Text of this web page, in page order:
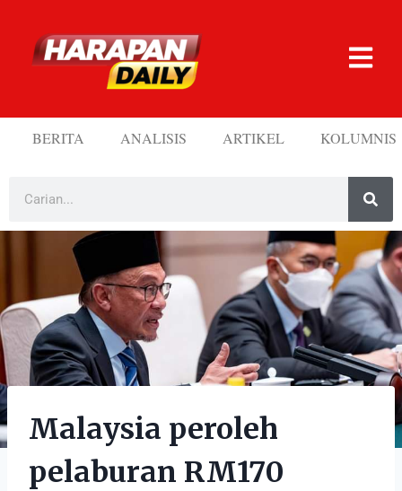
BERITA ANALISIS ARTIKEL KOLUMNIS
Malaysia peroleh
pelaburan RM170